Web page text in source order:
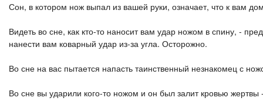
Сон, в котором нож выпал из вашей руки, означает, что к вам
Видеть во сне, как кто-то наносит вам удар ножом в спину, -
нанести вам коварный удар из-за угла. Осторожно.
Во сне на вас пытается напасть таинственный незнакомец с
Во сне вы ударили кого-то ножом и он был залит кровью жертвы